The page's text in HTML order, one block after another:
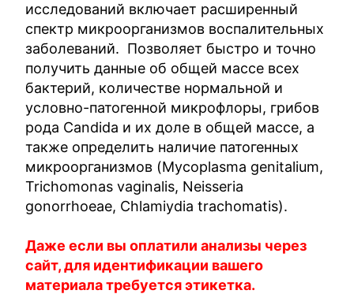
исследований включает расширенный
спектр микроорганизмов воспалительных
заболеваний. Позволяет быстро и точно
получить данные об общей массе всех
бактерий, количестве нормальной и
условно-патогенной микрофлоры, грибов
рода Candida и их доле в общей массе, а
также определить наличие патогенных
микроорганизмов (Mycoplasma genitalium,
Trichomonas vaginalis, Neisseria
gonorrhoeae, Chlamiydia trachomatis).
Даже если вы оплатили анализы через
сайт, для идентификации вашего
материала требуется этикетка.